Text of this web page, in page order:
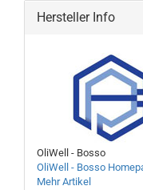
Hersteller Info
OliWell - Bosso
OliWell - Bosso
Mehr Artikel